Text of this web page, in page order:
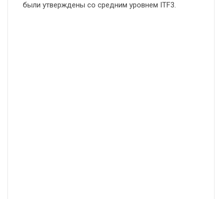
были утверждены cо средним уровнем ITF3.